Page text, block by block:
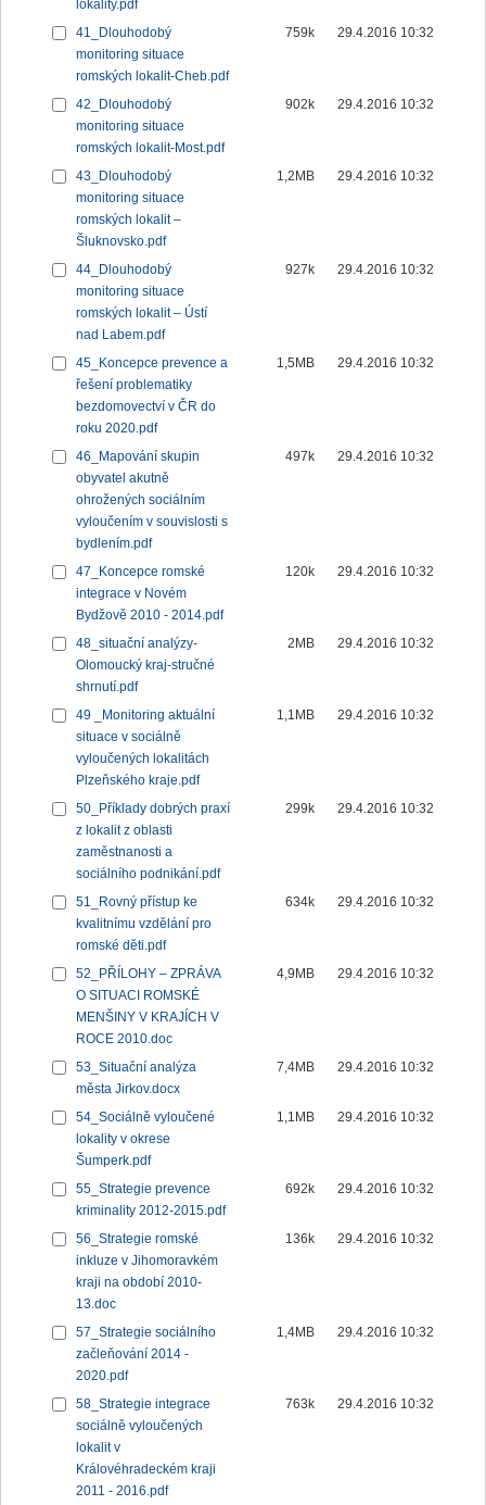
lokality.pdf
41_Dlouhodobý
monitoring situace
romských lokalit-Cheb.pdf
759k 29.4.2016 10:32
42_Dlouhodobý
monitoring situace
romských lokalit-Most.pdf
902k 29.4.2016 10:32
43_Dlouhodobý
monitoring situace
romských lokalit –
Šluknovsko.pdf
1,2MB 29.4.2016 10:32
44_Dlouhodobý
monitoring situace
romských lokalit – Ústí
nad Labem.pdf
927k 29.4.2016 10:32
45_Koncepce prevence a
řešení problematiky
bezdomovectví v ČR do
roku 2020.pdf
1,5MB 29.4.2016 10:32
46_Mapování skupin
obyvatel akutně
ohrožených sociálním
vyloučením v souvislosti s
bydlením.pdf
497k 29.4.2016 10:32
47_Koncepce romské
integrace v Novém
Bydžově 2010 - 2014.pdf
120k 29.4.2016 10:32
48_situační analýzy-
Olomoucký kraj-stručné
shrnutí.pdf
2MB 29.4.2016 10:32
49 _Monitoring aktuální
situace v sociálně
vyloučených lokalitách
Plzeňského kraje.pdf
1,1MB 29.4.2016 10:32
50_Příklady dobrých praxí
z lokalit z oblasti
zaměstnanosti a
sociálního podnikání.pdf
299k 29.4.2016 10:32
51_Rovný přístup ke
kvalitnímu vzdělání pro
romské děti.pdf
634k 29.4.2016 10:32
52_PŘÍLOHY – ZPRÁVA
O SITUACI ROMSKÉ
MENŠINY V KRAJÍCH V
ROCE 2010.doc
4,9MB 29.4.2016 10:32
53_Situační analýza
města Jirkov.docx
7,4MB 29.4.2016 10:32
54_Sociálně vyloučené
lokality v okrese
Šumperk.pdf
1,1MB 29.4.2016 10:32
55_Strategie prevence
kriminality 2012-2015.pdf
692k 29.4.2016 10:32
56_Strategie romské
inkluze v Jihomoravkém
kraji na období 2010-
13.doc
136k 29.4.2016 10:32
57_Strategie sociálního
začleňování 2014 -
2020.pdf
1,4MB 29.4.2016 10:32
58_Strategie integrace
sociálně vyloučených
lokalit v
Královéhradeckém kraji
2011 - 2016.pdf
763k 29.4.2016 10:32